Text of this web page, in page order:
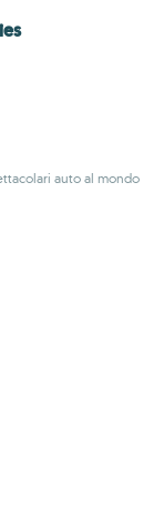
auto al mondo